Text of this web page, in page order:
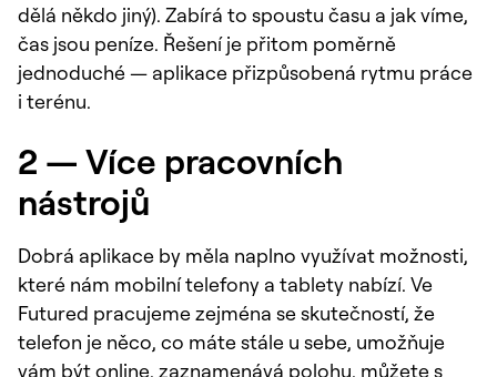
dělá někdo jiný). Zabírá to spoustu času a jak víme,
čas jsou peníze. Řešení je přitom poměrně
jednoduché — aplikace přizpůsobená rytmu práce
i terénu.
2 — Více pracovních
nástrojů
Dobrá aplikace by měla naplno využívat možnosti,
které nám mobilní telefony a tablety nabízí. Ve
Futured pracujeme zejména se skutečností, že
telefon je něco, co máte stále u sebe, umožňuje
vám být online, zaznamenává polohu, můžete s